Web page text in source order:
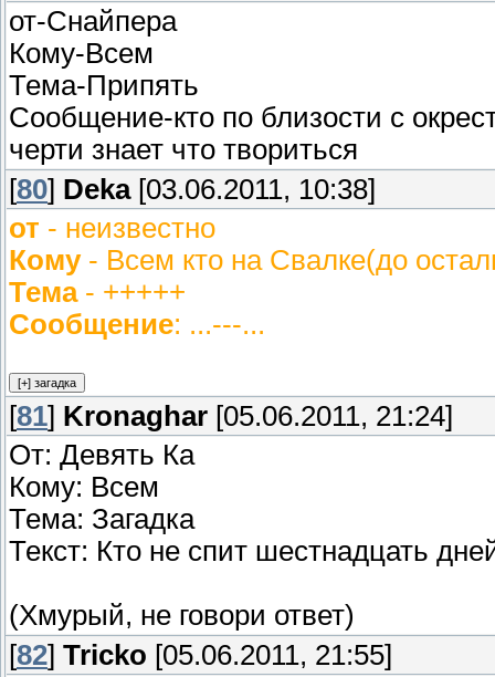
от-Снайпера
Кому-Всем
Тема-Припять
Сообщение-кто по близости с
черти знает что твориться
[80] Deka[03.06.2011, 10:38]
от - неизвестно
Кому- Всем кто на Свалке(до
Тема- +++++
Сообщение: ...---...
[81] Kronaghar [05.06.2011, 21:24]
От: Девять Ка
Кому: Всем
Тема: Загадка
Текст: Кто не спит шестнадцать
(Хмурый, не говори ответ)
[82] Tricko [05.06.2011, 21:55]